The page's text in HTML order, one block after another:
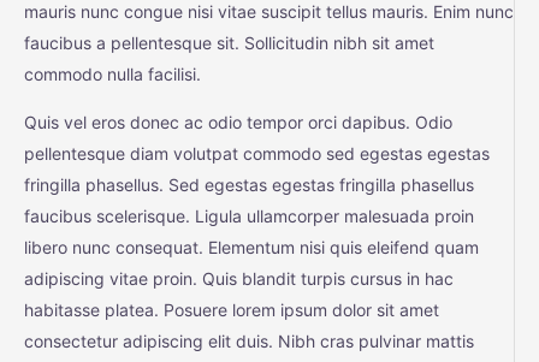
mauris nunc congue nisi vitae suscipit tellus mauris. Enim nunc
faucibus a pellentesque sit. Sollicitudin nibh sit amet
commodo nulla facilisi.
Quis vel eros donec ac odio tempor orci dapibus. Odio
pellentesque diam volutpat commodo sed egestas egestas
fringilla phasellus. Sed egestas egestas fringilla phasellus
faucibus scelerisque. Ligula ullamcorper malesuada proin
libero nunc consequat. Elementum nisi quis eleifend quam
adipiscing vitae proin. Quis blandit turpis cursus in hac
habitasse platea. Posuere lorem ipsum dolor sit amet
consectetur adipiscing elit duis. Nibh cras pulvinar mattis